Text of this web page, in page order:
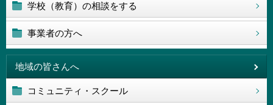
学校（教育）の相談をする
事業者の方へ
地域の皆さんへ
コミュニティ・スクール